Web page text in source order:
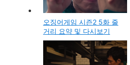
오징어게임 시즌2 5화 줄
거리 요약 및 다시보기